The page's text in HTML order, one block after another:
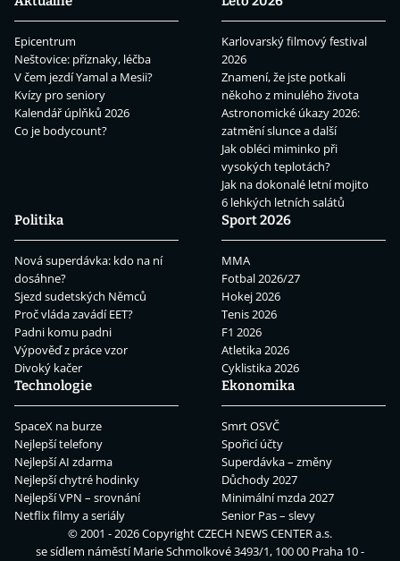
Epicentrum
Neštovice: příznaky, léčba
V čem jezdí Yamal a Mesii?
Kvízy pro seniory
Kalendář úplňků 2026
Co je bodycount?
Karlovarský filmový festival
2026
Znamení, že jste potkali
někoho z minulého života
Astronomické úkazy 2026:
zatmění slunce a další
Jak obléci miminko při
vysokých teplotách?
Jak na dokonalé letní mojito
6 lehkých letních salátů
Politika
Nová superdávka: kdo na ní
dosáhne?
Sjezd sudetských Němců
Proč vláda zavádí EET?
Padni komu padni
Výpověď z práce vzor
Divoký kačer
Sport 2026
MMA
Fotbal 2026/27
Hokej 2026
Tenis 2026
F1 2026
Atletika 2026
Cyklistika 2026
Technologie
SpaceX na burze
Nejlepší telefony
Nejlepší AI zdarma
Nejlepší chytré hodinky
Nejlepší VPN – srovnání
Netflix filmy a seriály
Ekonomika
Smrt OSVČ
Spořicí účty
Superdávka – změny
Důchody 2027
Minimální mzda 2027
Senior Pas – slevy
© 2001 - 2026 CopyrightCZECH NEWS CENTER a.s.
se sídlem náměstí Marie Schmolkové 3493/1, 100 00 Praha 10 -